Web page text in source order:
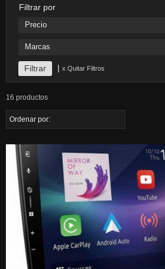
Filtrar por
Precio
Marcas
| x Quitar Filtros
16 productos
Ordenar por: